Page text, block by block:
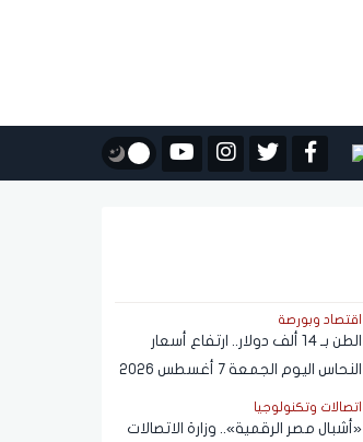
اقتصاد وبورصة
الطن بـ 14 ألف دولار.. ارتفاع أسعار
النحاس اليوم الجمعة 7 أغسطس 2026
اتصالات وتكنولوجيا
«أشبال مصر الرقمية».. وزارة الاتصالات